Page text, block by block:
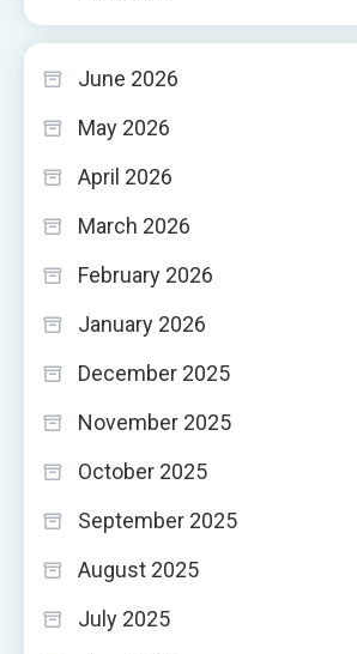
June 2026
May 2026
April 2026
March 2026
February 2026
January 2026
December 2025
November 2025
October 2025
September 2025
August 2025
July 2025